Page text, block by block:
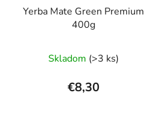
Yerba Mate Green Premium
400g
hodnotenie
produktu
je
Skladom (>3 ks)
€8,30